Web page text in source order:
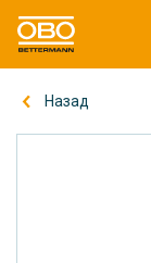
Назад